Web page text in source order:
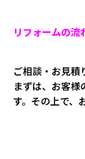
リフォームの流
ご相談・お見積
まずは、お客
す。その上で、